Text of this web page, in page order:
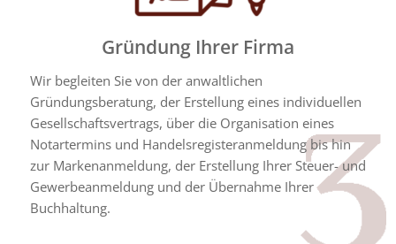
Gründung Ihrer Firma
Wir begleiten Sie von der anwaltlichen
Gründungsberatung, der Erstellung eines individuellen
Gesellschaftsvertrags, über die Organisation eines
Notartermins und Handelsregisteranmeldung bis hin
zur Markenanmeldung, der Erstellung Ihrer Steuer- und
Gewerbeanmeldung und der Übernahme Ihrer
Buchhaltung.